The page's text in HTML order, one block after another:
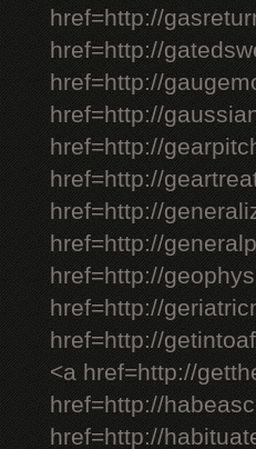
href=http://
href=http://
href=http://
href=http://
href=http://
href=http://
href=http://
href=http://
href=http://
href=http://
href=http://
<a href=http://
href=http://
href=http://